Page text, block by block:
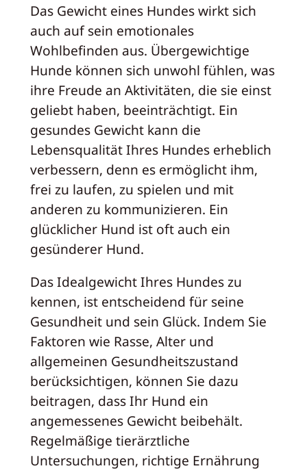
Das Gewicht eines Hundes wirkt sich
auch auf sein emotionales
Wohlbefinden aus. Übergewichtige
Hunde können sich unwohl fühlen, was
ihre Freude an Aktivitäten, die sie einst
geliebt haben, beeinträchtigt. Ein
gesundes Gewicht kann die
Lebensqualität Ihres Hundes erheblich
verbessern, denn es ermöglicht ihm,
frei zu laufen, zu spielen und mit
anderen zu kommunizieren. Ein
glücklicher Hund ist oft auch ein
gesünderer Hund.
Das Idealgewicht Ihres Hundes zu
kennen, ist entscheidend für seine
Gesundheit und sein Glück. Indem Sie
Faktoren wie Rasse, Alter und
allgemeinen Gesundheitszustand
berücksichtigen, können Sie dazu
beitragen, dass Ihr Hund ein
angemessenes Gewicht beibehält.
Regelmäßige tierärztliche
Untersuchungen, richtige Ernährung